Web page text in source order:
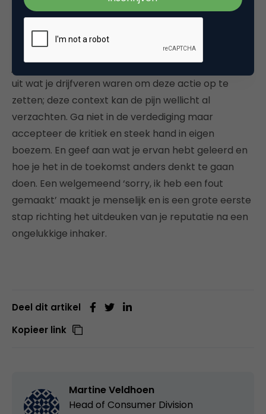
Als je sorry zegt, wees dan oprecht en stel je
kwetsbaar op. Niet alleen tegenover boze
Twitteraars en klanten, maar ook tegenover de
journalisten die jou op je woord hebben geloofd. Leg
uit wat je drijfveren waren om deze actie op te
zetten; deze context kan de pijn wellicht al
verzachten. Ga niet in de verdediging maar
accepteer de kritiek en steek hand in eigen
boezem. En geef aan wat je ervan hebt geleerd en
hoe je het in de toekomst anders denkt te gaan
doen. Een welgemeend ‘sorry, ik heb een fout
gemaakt’ maakt je menselijk en is een grote eerste
stap richting het uitdeuken van je reputatie na een
ongelukkige inhaker.
Deel dit artikel
Kopieer link
Martine Veldhoen
Head of Consumer Division